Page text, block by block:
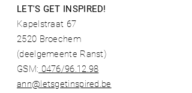
LET'S GET INSPIRED!
Kapelstraat 67
2520 Broechem
(deelgemeente Ranst)​
GSM: 0476/96.12.98​
ann@letsgetinspired.be